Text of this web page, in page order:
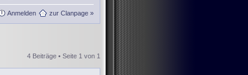
Anmelden zur Clanpage »
4 Beiträge • Seite 1 von 1